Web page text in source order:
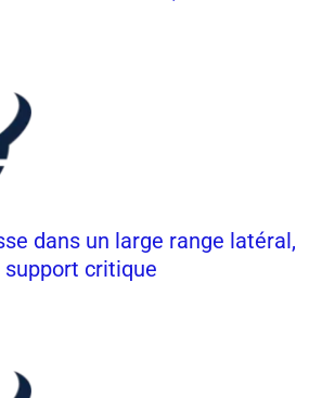
dans un large range latéral,
support critique